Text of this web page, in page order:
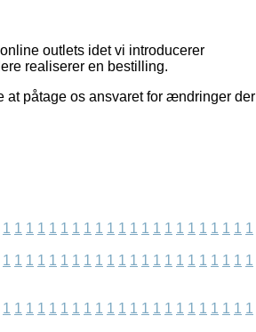
outlets idet vi introducerer
realiserer en bestilling.
at påtage os ansvaret for ændringer der
1 1 1 1 1 1 1 1 1 1 1 1 1 1 1 1 1 1 1 1 1 1
1 1 1 1 1 1 1 1 1 1 1 1 1 1 1 1 1 1 1 1 1 1
1 1 1 1 1 1 1 1 1 1 1 1 1 1 1 1 1 1 1 1 1 1